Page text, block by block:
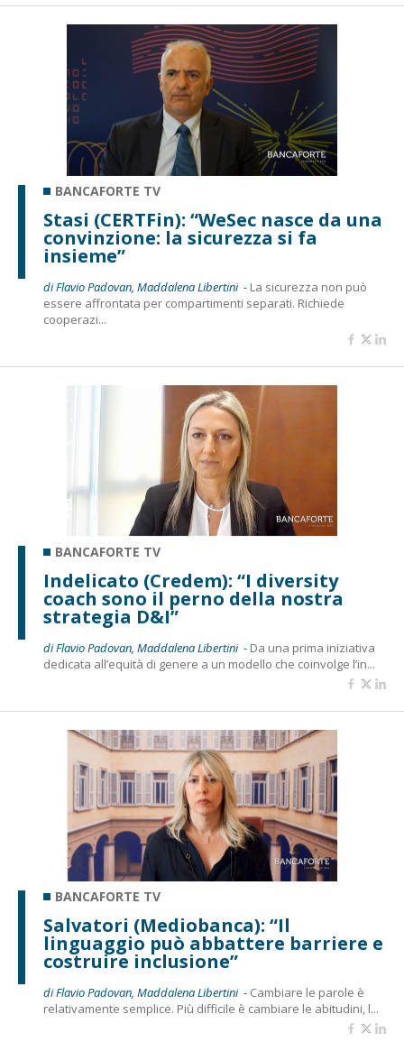
BANCAFORTE TV
Stasi (CERTFin): “WeSec nasce da una
convinzione: la sicurezza si fa
insieme”
di Flavio Padovan, Maddalena Libertini - La sicurezza non può
essere affrontata per compartimenti separati. Richiede
cooperazi...
BANCAFORTE TV
Indelicato (Credem): “I diversity
coach sono il perno della nostra
strategia D&I”
di Flavio Padovan, Maddalena Libertini - Da una prima iniziativa
dedicata all’equità di genere a un modello che coinvolge l’in...
BANCAFORTE TV
Salvatori (Mediobanca): “Il
linguaggio può abbattere barriere e
costruire inclusione”
di Flavio Padovan, Maddalena Libertini - Cambiare le parole è
relativamente semplice. Più difficile è cambiare le abitudini, l...